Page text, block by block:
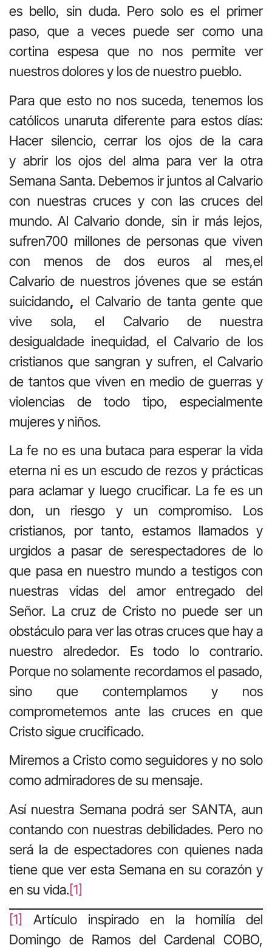
es bello, sin duda. Pero solo es el primer
paso, que a veces puede ser como una
cortina espesa que no nos permite ver
nuestros dolores y los de nuestro pueblo.
Para que esto no nos suceda, tenemos los
católicos unaruta diferente para estos días:
Hacer silencio, cerrar los ojos de la cara
y abrir los ojos del alma para ver la otra
Semana Santa. Debemos ir juntos al Calvario
con nuestras cruces y con las cruces del
mundo. Al Calvario donde, sin ir más lejos,
sufren700 millones de personas que viven
con menos de dos euros al mes,el
Calvario de nuestros jóvenes que se están
suicidando, el Calvario de tanta gente que
vive sola, el Calvario de nuestra
desigualdade inequidad, el Calvario de los
cristianos que sangran y sufren, el Calvario
de tantos que viven en medio de guerras y
violencias de todo tipo, especialmente
mujeres y niños.
La fe no es una butaca para esperar la vida
eterna ni es un escudo de rezos y prácticas
para aclamar y luego crucificar. La fe es un
don, un riesgo y un compromiso. Los
cristianos, por tanto, estamos llamados y
urgidos a pasar de serespectadores de lo
que pasa en nuestro mundo a testigos con
nuestras vidas del amor entregado del
Señor. La cruz de Cristo no puede ser un
obstáculo para ver las otras cruces que hay a
nuestro alrededor. Es todo lo contrario.
Porque no solamente recordamos el pasado,
sino que contemplamos y nos
comprometemos ante las cruces en que
Cristo sigue crucificado.
Miremos a Cristo como seguidores y no solo
como admiradores de su mensaje.
Así nuestra Semana podrá ser SANTA, aun
contando con nuestras debilidades. Pero no
será la de espectadores con quienes nada
tiene que ver esta Semana en su corazón y
en su vida.[1]
[1]
Artículo inspirado en la homilía del
Domingo de Ramos del Cardenal COBO,